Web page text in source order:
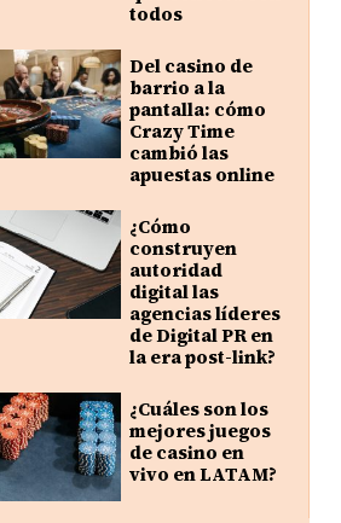
todos
Del casino de
barrio a la
pantalla: cómo
Crazy Time
cambió las
apuestas online
¿Cómo
construyen
autoridad
digital las
agencias líderes
de Digital PR en
la era post-link?
¿Cuáles son los
mejores juegos
de casino en
vivo en LATAM?